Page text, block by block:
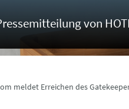
von
meldet Erreichen des